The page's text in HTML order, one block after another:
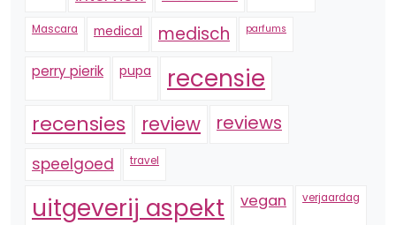
Mascara medical medisch parfums
perry pierik pupa recensie
recensies review reviews
speelgoed travel
uitgeverij aspekt vegan verjaardag